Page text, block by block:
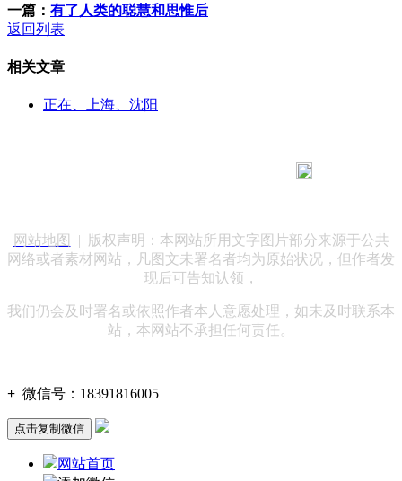
一篇： 有了人类的聪慧和思惟后
返回列表
相关文章
正在、上海、沈阳
网站地图
| 版权声明：本网站所用文字图片部分来源于公共
网络或者素材网站，凡图文未署名者均为原始状况，但作者发
现后可告知认领，
我们仍会及时署名或依照作者本人意愿处理，如未及时联系本
站，本网站不承担任何责任。
+ 微信号： 18391816005
点击复制微信
网站首页